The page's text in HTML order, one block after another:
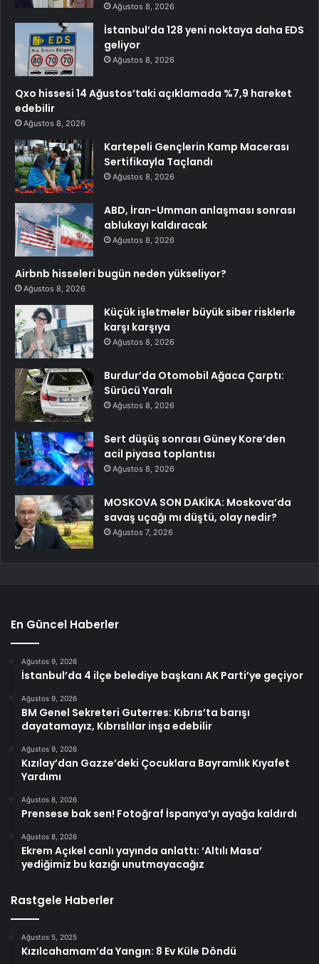
Ağustos 8, 2026
İstanbul’da 128 yeni noktaya daha EDS
geliyor
Ağustos 8, 2026
Qxo hissesi 14 Ağustos’taki açıklamada %7,9 hareket
edebilir
Ağustos 8, 2026
Kartepeli Gençlerin Kamp Macerası
Sertifikayla Taçlandı
Ağustos 8, 2026
ABD, İran-Umman anlaşması sonrası
ablukayı kaldıracak
Ağustos 8, 2026
Airbnb hisseleri bugün neden yükseliyor?
Ağustos 8, 2026
Küçük işletmeler büyük siber risklerle
karşı karşıya
Ağustos 8, 2026
Burdur’da Otomobil Ağaca Çarptı:
Sürücü Yaralı
Ağustos 8, 2026
Sert düşüş sonrası Güney Kore’den
acil piyasa toplantısı
Ağustos 8, 2026
MOSKOVA SON DAKİKA: Moskova’da
savaş uçağı mı düştü, olay nedir?
Ağustos 7, 2026
En Güncel Haberler
Ağustos 9, 2026
İstanbul’da 4 ilçe belediye başkanı AK Parti’ye geçiyor
Ağustos 9, 2026
BM Genel Sekreteri Guterres: Kıbrıs’ta barışı
dayatamayız, Kıbrıslılar inşa edebilir
Ağustos 9, 2026
Kızılay’dan Gazze’deki Çocuklara Bayramlık Kıyafet
Yardımı
Ağustos 8, 2026
Prensese bak sen! Fotoğraf İspanya’yı ayağa kaldırdı
Ağustos 8, 2026
Ekrem Açıkel canlı yayında anlattı: ‘Altılı Masa’
yediğimiz bu kazığı unutmayacağız
Rastgele Haberler
Ağustos 5, 2025
Kızılcahamam’da Yangın: 8 Ev Küle Döndü